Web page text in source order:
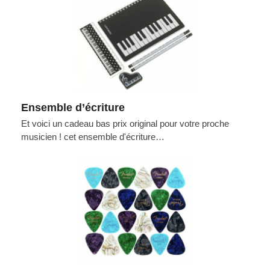
Ensemble d’écriture
Et voici un cadeau bas prix original pour votre proche
musicien ! cet ensemble d'écriture…